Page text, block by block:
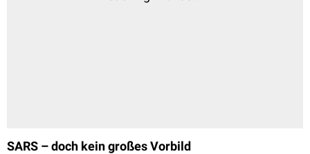
SARS – doch kein großes Vorbild